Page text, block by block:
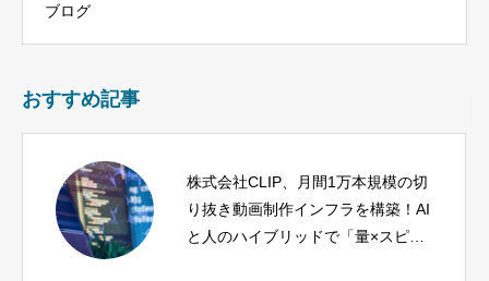
ブログ
おすすめ記事
株式会社CLIP、月間1万本規模の切
り抜き動画制作インフラを構築！AI
と人のハイブリッドで「量×スピー